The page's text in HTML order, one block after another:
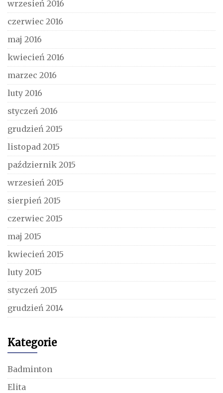
wrzesień 2016
czerwiec 2016
maj 2016
kwiecień 2016
marzec 2016
luty 2016
styczeń 2016
grudzień 2015
listopad 2015
październik 2015
wrzesień 2015
sierpień 2015
czerwiec 2015
maj 2015
kwiecień 2015
luty 2015
styczeń 2015
grudzień 2014
Kategorie
Badminton
Elita